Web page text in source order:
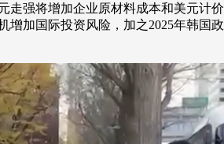
强将增加企业原材料成本和美元计
加国际投资风险，加之2025年韩国